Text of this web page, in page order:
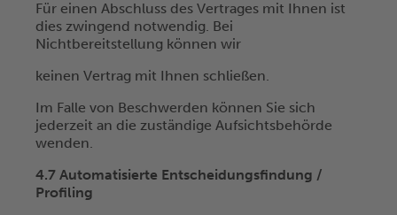
Für einen Abschluss des Vertrages mit Ihnen ist
dies zwingend notwendig. Bei
Nichtbereitstellung können wir
keinen Vertrag mit Ihnen schließen.
Im Falle von Beschwerden können Sie sich
jederzeit an die zuständige Aufsichtsbehörde
wenden.
4.7 Automatisierte Entscheidungsfindung /
Profiling